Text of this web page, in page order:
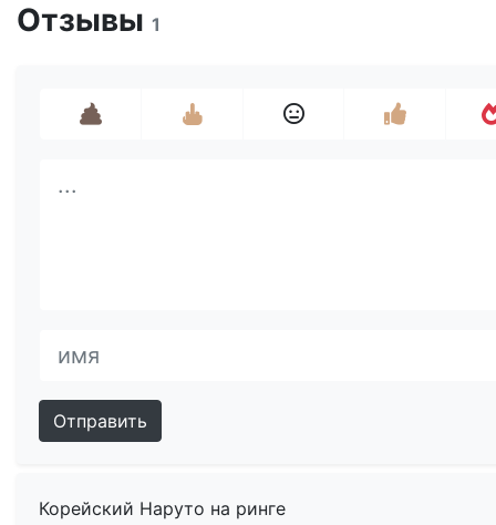
Отзывы 1
Отправить
Корейский Наруто на ринге